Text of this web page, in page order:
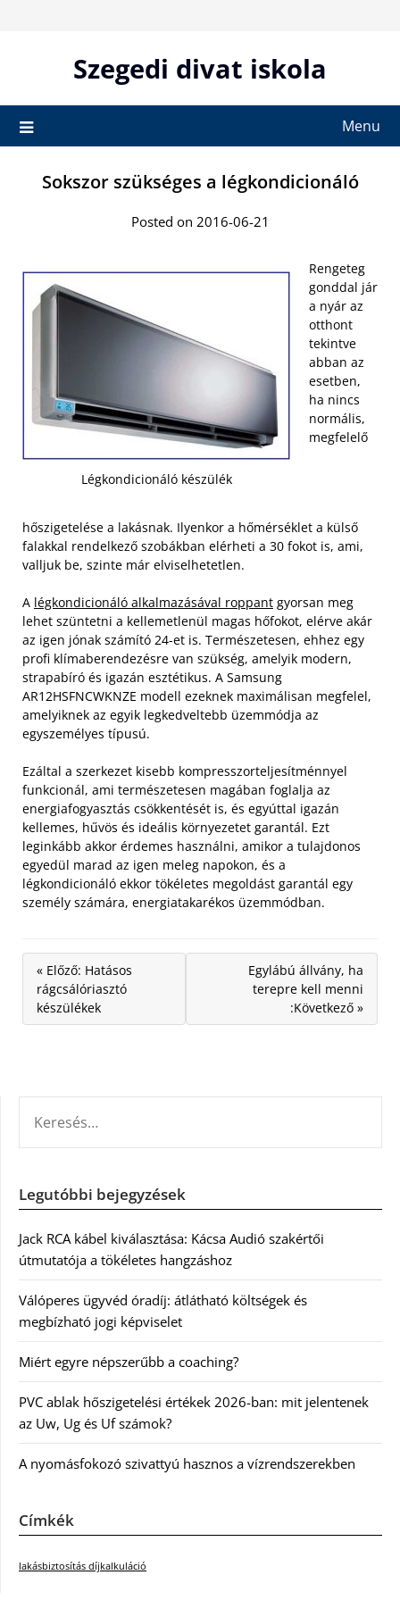
Szegedi divat iskola
Menu
Sokszor szükséges a légkondicionáló
Posted on 2016-06-21
Légkondicionáló készülék
Rengeteg
gonddal jár
a nyár az
otthont
tekintve
abban az
esetben,
ha nincs
normális,
megfelelő
hőszigetelése a lakásnak. Ilyenkor a hőmérséklet a külső
falakkal rendelkező szobákban elérheti a 30 fokot is, ami,
valljuk be, szinte már elviselhetetlen.
A légkondicionáló alkalmazásával roppant gyorsan meg
lehet szüntetni a kellemetlenül magas hőfokot, elérve akár
az igen jónak számító 24-et is. Természetesen, ehhez egy
profi klímaberendezésre van szükség, amelyik modern,
strapabíró és igazán esztétikus. A Samsung
AR12HSFNCWKNZE modell ezeknek maximálisan megfelel,
amelyiknek az egyik legkedveltebb üzemmódja az
egyszemélyes típusú.
Ezáltal a szerkezet kisebb kompresszorteljesítménnyel
funkcionál, ami természetesen magában foglalja az
energiafogyasztás csökkentését is, és egyúttal igazán
kellemes, hűvös és ideális környezetet garantál. Ezt
leginkább akkor érdemes használni, amikor a tulajdonos
egyedül marad az igen meleg napokon, és a
légkondicionáló ekkor tökéletes megoldást garantál egy
személy számára, energiatakarékos üzemmódban.
« Előző: Hatásos
rágcsálóriasztó
készülékek
Egylábú állvány, ha
terepre kell menni
:Következő »
Legutóbbi bejegyzések
Jack RCA kábel kiválasztása: Kácsa Audió szakértői
útmutatója a tökéletes hangzáshoz
Válóperes ügyvéd óradíj: átlátható költségek és
megbízható jogi képviselet
Miért egyre népszerűbb a coaching?
PVC ablak hőszigetelési értékek 2026-ban: mit jelentenek
az Uw, Ug és Uf számok?
A nyomásfokozó szivattyú hasznos a vízrendszerekben
Címkék
lakásbiztosítás díjkalkuláció